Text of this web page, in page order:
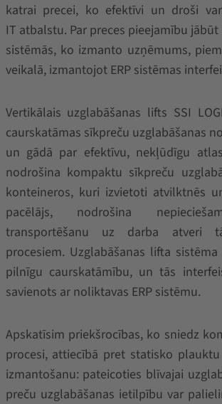
katrai precei, ko efektīvi un droši
IT atbalstu. Par preces pieejamību
sistēmās, ko izmanto uzņēmums,
veikalā, izmantojot ERP sistēmas
Vertikālais uzglabāšanas lifts SSI
caurskatāmas sīkpreču uzglabāšanas
un gādā par efektīvu, nekļūdīgu
nodrošina kompaktu sīkpreču
konteineros, kuri izvietoti atvilktnēs
pacēlājs, nodrošina
transportēšanu uz darba atveri
procesiem. Uzglabāšanas lifta
pilnīgu caurskatāmību, un tās
savienots ar noliktavas ERP sistēmu.
Apskatīsim priekšrocības, ko sniedz
procesi, attiecībā pret statisko
izmantošanu: pateicoties blīvajai
preču uzglabāšanas ietilpību var